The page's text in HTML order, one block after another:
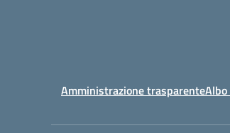
Amministrazione trasparente